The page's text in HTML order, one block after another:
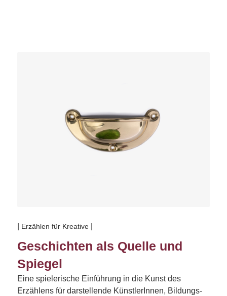
Geschichten als Quelle und
Spiegel
Erzählen für Kreative
Eine spielerische Einführung in die Kunst des
Erzählens für darstellende KünstlerInnen, Bildungs-